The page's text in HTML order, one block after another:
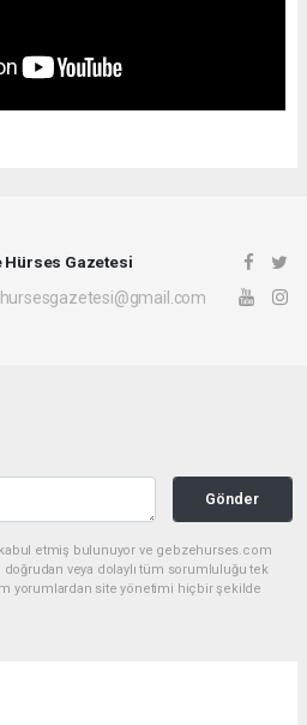
Hürses Gazetesi
Gönder
kabul etmiş bulunuyor ve gebzehurses.com
doğrudan veya dolaylı tüm sorumluluğu tek
yorumlardan site yönetimi hiçbir şekilde